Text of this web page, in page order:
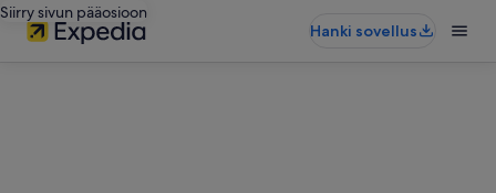
Siirry sivun pääosioon
Hanki sovellus